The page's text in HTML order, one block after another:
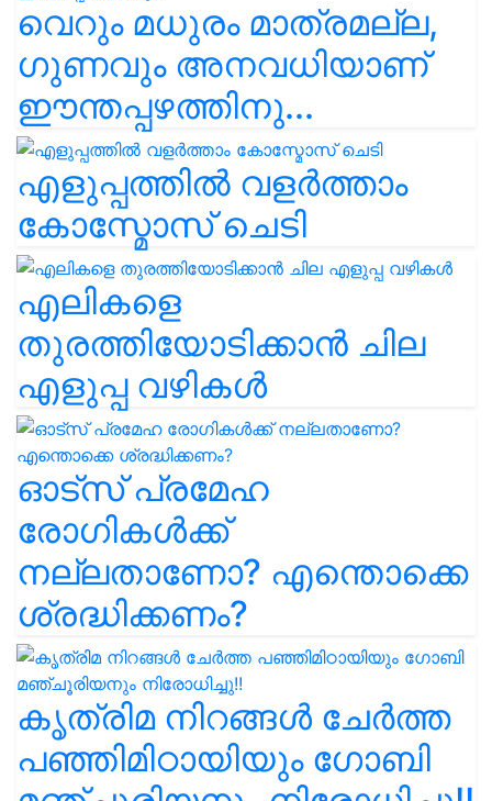
വെറും മധുരം മാത്രമല്ല,
ഗുണവും അനവധിയാണ്
ഈന്തപ്പഴത്തിനു...
എളുപ്പത്തിൽ വളർത്താം
കോസ്മോസ് ചെടി
എലികളെ
തുരത്തിയോടിക്കാൻ ചില
എളുപ്പ വഴികൾ
ഓട്സ് പ്രമേഹ
രോഗികൾക്ക്
നല്ലതാണോ? എന്തൊക്കെ
ശ്രദ്ധിക്കണം?
കൃത്രിമ നിറങ്ങൾ ചേർത്ത
പഞ്ഞിമിഠായിയും ഗോബി